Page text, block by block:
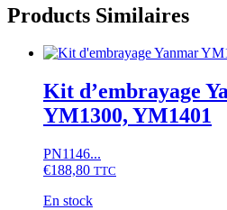
Products Similaires
Kit d’embrayage
YM1300, YM1401
PN1146...
€188,80 TTC
En stock